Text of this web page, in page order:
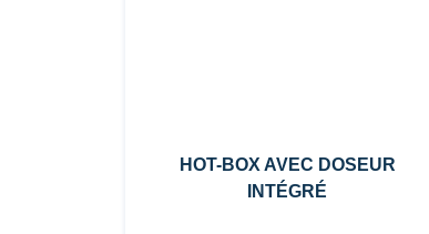
HOT-BOX AVEC DOSEUR
INTÉGRÉ